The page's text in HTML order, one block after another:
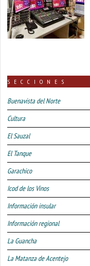
SECCIONES
Buenavista del Norte
Cultura
El Sauzal
El Tanque
Garachico
Icod de los Vinos
Información insular
Información regional
La Guancha
La Matanza de Acentejo